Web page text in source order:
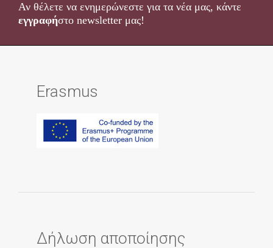
Αν θέλετε να ενημερώνεστε για τα νέα μας, κάντε
εγγραφήστο newsletter μας!
Erasmus
Δήλωση αποποίησης